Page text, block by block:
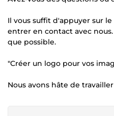
Il vous suffit d'appuyer sur le
entrer en contact avec
que possible.
"Créer un logo pour vos
Nous avons hâte de